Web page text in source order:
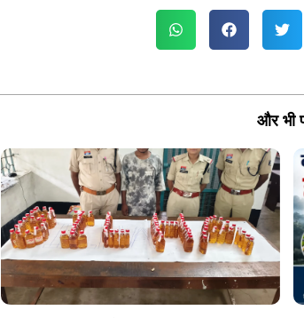
और भी